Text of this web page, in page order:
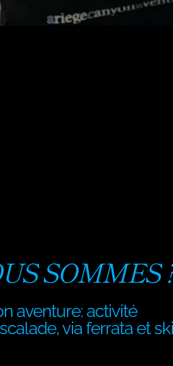
SOMMES
aventure: activité
via ferrata et ski